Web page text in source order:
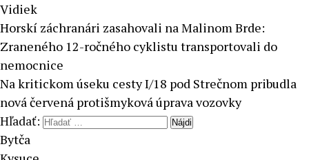
Vidiek
Horskí záchranári zasahovali na Malinom Brde:
Zraneného 12-ročného cyklistu transportovali do
nemocnice
Na kritickom úseku cesty I/18 pod Strečnom pribudla
nová červená protišmyková úprava vozovky
Hľadať:
Bytča